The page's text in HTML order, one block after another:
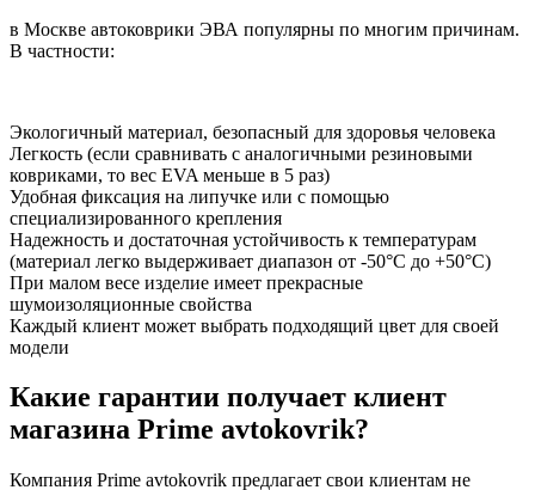
в Москве автоковрики ЭВА популярны по многим причинам.
В частности:
Экологичный материал, безопасный для здоровья человека
Легкость (если сравнивать с аналогичными резиновыми
ковриками, то вес EVA меньше в 5 раз)
Удобная фиксация на липучке или с помощью
специализированного крепления
Надежность и достаточная устойчивость к температурам
(материал легко выдерживает диапазон от -50°С до +50°С)
При малом весе изделие имеет прекрасные
шумоизоляционные свойства
Каждый клиент может выбрать подходящий цвет для своей
модели
Какие гарантии получает клиент
магазина Prime avtokovrik?
Компания Prime avtokovrik предлагает свои клиентам не